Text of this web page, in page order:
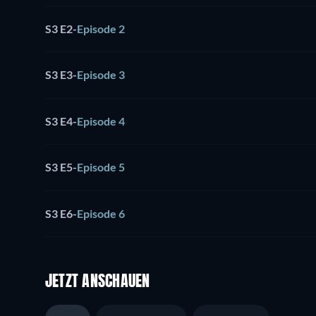
S3 E2-Episode 2
S3 E3-Episode 3
S3 E4-Episode 4
S3 E5-Episode 5
S3 E6-Episode 6
JETZT ANSCHAUEN